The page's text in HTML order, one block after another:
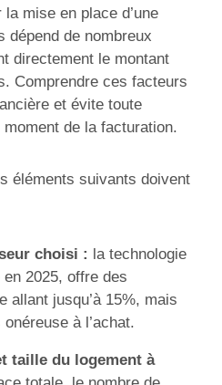
mise en place d’une
dépend de nombreux
directement le montant
Comprendre ces facteurs
et évite toute
de la facturation.
éléments suivants doivent
choisi : la technologie
2025, offre des
allant jusqu’à 15%, mais
à l’achat.
taille du logement à